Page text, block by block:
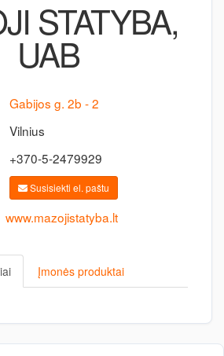
STATYBA,
UAB
Gabijos g. 2b - 2
Vilnius
+370-5-2479929
Susisiekti el. paštu
www.mazojistatyba.lt
Įmonės produktai